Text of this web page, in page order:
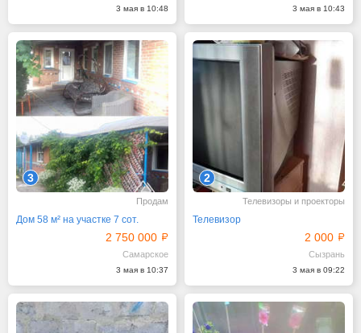
3 мая в 10:48 3 мая в 10:43
3
Продам
Дом 58 м² на участке 7 сот.
2 750 000
Самарское
3 мая в 10:37
2
Телевизоры и проекторы
Телевизор
2 000
Сызрань
3 мая в 09:22